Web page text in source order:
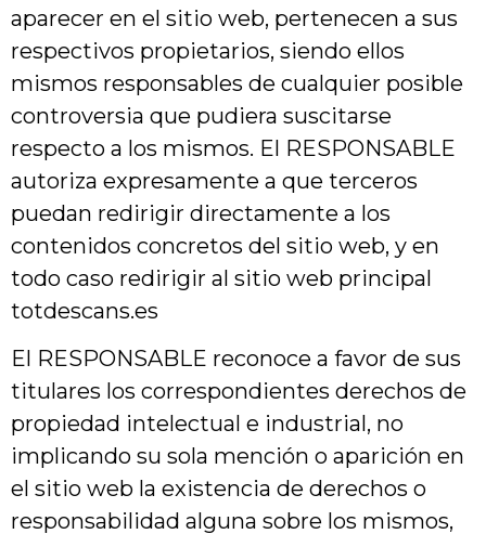
aparecer en el sitio web, pertenecen a sus
respectivos propietarios, siendo ellos
mismos responsables de cualquier posible
controversia que pudiera suscitarse
respecto a los mismos. El RESPONSABLE
autoriza expresamente a que terceros
puedan redirigir directamente a los
contenidos concretos del sitio web, y en
todo caso redirigir al sitio web principal
totdescans.es
El RESPONSABLE reconoce a favor de sus
titulares los correspondientes derechos de
propiedad intelectual e industrial, no
implicando su sola mención o aparición en
el sitio web la existencia de derechos o
responsabilidad alguna sobre los mismos,